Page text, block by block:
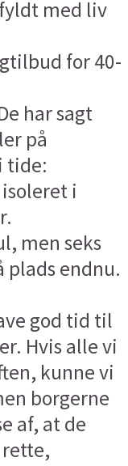
med liv
for 40-
har sagt
på
tide:
i
men seks
plads endnu.
god tid til
Hvis alle vi
kunne vi
borgerne
af, at de